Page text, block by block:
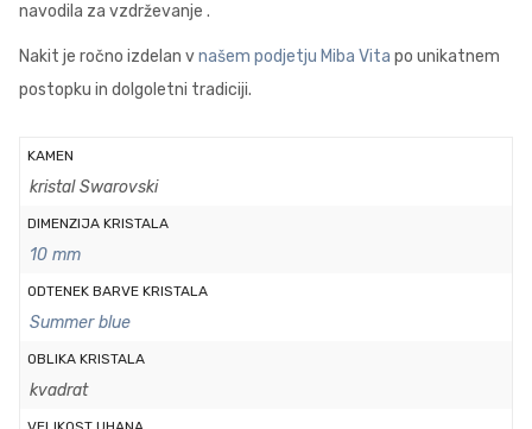
navodila za vzdrževanje .
Nakit je ročno izdelan vnašem podjetju Miba Vita po unikatnem
postopku in dolgoletni tradiciji.
KAMEN
kristal Swarovski
DIMENZIJA KRISTALA
10 mm
ODTENEK BARVE KRISTALA
Summer blue
OBLIKA KRISTALA
kvadrat